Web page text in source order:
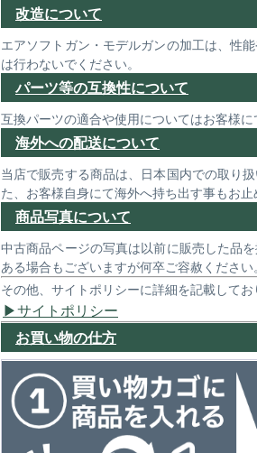
改造について
エアソフトガン・モデルガンの加工は、性
は行わないでください。
パーツ等の互換性について
互換パーツの適合や使用についてはお客様
海外への配送について
当店で販売する商品は、日本国内での取り
た、お客様自身にて海外へ持ち出す事もお止
商品写真について
中古商品ページの写真は以前に販売した品
ある場合もございますが何卒ご容赦ください。
その他、サイトポリシーに詳細を記載してお
サイトポリシー
お買い物の仕方